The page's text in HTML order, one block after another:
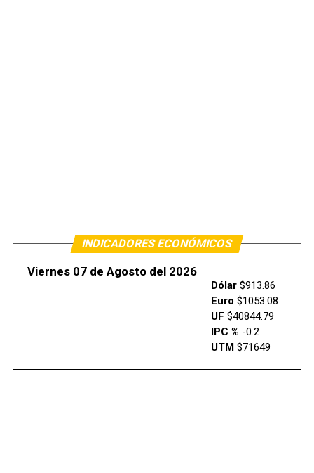
INDICADORES ECONÓMICOS
Viernes 07 de Agosto del 2026
Dólar$913.86
Euro $1053.08
UF $40844.79
IPC % -0.2
UTM $71649